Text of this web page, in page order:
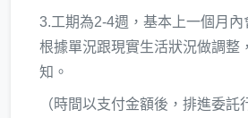
3.工期為2-4週，基本上一個月
根據單況跟現實生活狀況做調整
知。
（時間以支付金額後，排進委託